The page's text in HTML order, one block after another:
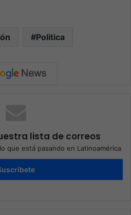
Politica
lista de correos
que está pasando en Latinoamérica